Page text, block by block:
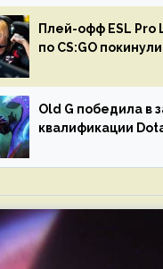
Плей-офф ESL Pro
по CS:GO
Old G победила в
квалификации